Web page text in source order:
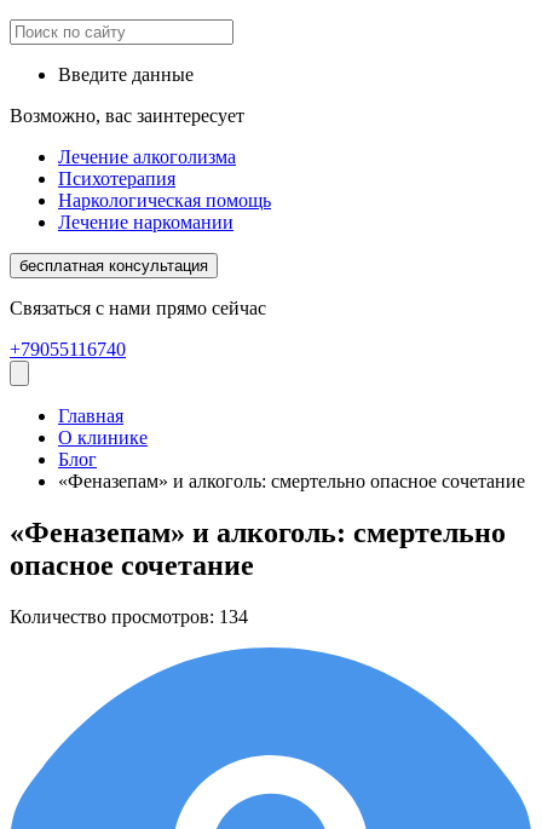
Введите данные
Возможно, вас заинтересует
Лечение алкоголизма
Психотерапия
Наркологическая помощь
Лечение наркомании
бесплатная консультация
Связаться с нами прямо сейчас
+79055116740
Главная
О клинике
Блог
«Феназепам» и алкоголь: смертельно опасное сочетание
«Феназепам» и алкоголь: смертельно
опасное сочетание
Количество просмотров: 134